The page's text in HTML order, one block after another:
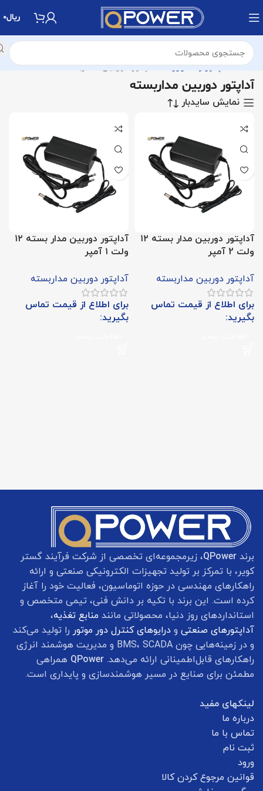
ریال0
خانه آداپتور و شارژرها آداپتور دوربین مداربسته
آداپتور دوربین مداربسته
نمایش سایدبار
آداپتور دوربین مدار بسته ۱۲
ولت 2 آمپر
آداپتور دوربین مداربسته
برای اطلاع از قیمت تماس
بگیرید:
آداپتور دوربین مدار بسته ۱۲
ولت ۱ آمپر
آداپتور دوربین مداربسته
برای اطلاع از قیمت تماس
بگیرید:
برند QPower، زیرمجموعه‌ای تخصصی از شرکت فرآیند گستر
کویر، با تمرکز بر تولید تجهیزات الکترونیکی صنعتی و ارائه
راهکارهای مهندسی در حوزه اتوماسیون، فعالیت خود را آغاز
کرده است. این برند با تکیه بر دانش فنی، تیمی متخصص و
استانداردهای روز دنیا، محصولاتی مانند منابع تغذیه،
آداپتورهای صنعتی و درایوهای کنترل دور موتور را تولید می‌کند
و در زمینه‌هایی چون BMS، SCADA و مدیریت هوشمند انرژی
راهکارهای قابل‌اطمینانی ارائه می‌دهد. QPower همراهی
مطمئن برای صنایع در مسیر هوشمندسازی و پایداری است.
لینکهای مفید
درباره ما
تماس با ما
ثبت نام
ورود
قوانین مرجوع کردن کالا